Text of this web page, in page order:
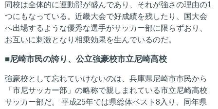
同校は全体的に運動部が盛んであり、それが強さの理由の1
つにもなっている。近畿大会で好成績を残したり、国大会
へ出場するような優秀な選手がサッカー部に限らずおり、
お互いに刺激となり相乗効果を生んでいるのだ。
尼崎市民の誇り、公立強豪校市立尼崎高校
強豪校として忘れていけないのは、兵庫県尼崎市市民から
「市尼サッカー部」の略称で親しまれている市立尼崎高校
サッカー部だ。 平成25年では県総体ベスト8入り、同年県